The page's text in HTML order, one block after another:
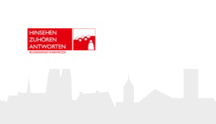
springen